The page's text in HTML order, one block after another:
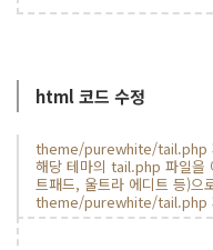
html 코드 수정
theme/purewhite/tail.php
해당 테마의 tail.php 파일을
트패드, 울트라 에디트 등)으
theme/purewhite/tail.php